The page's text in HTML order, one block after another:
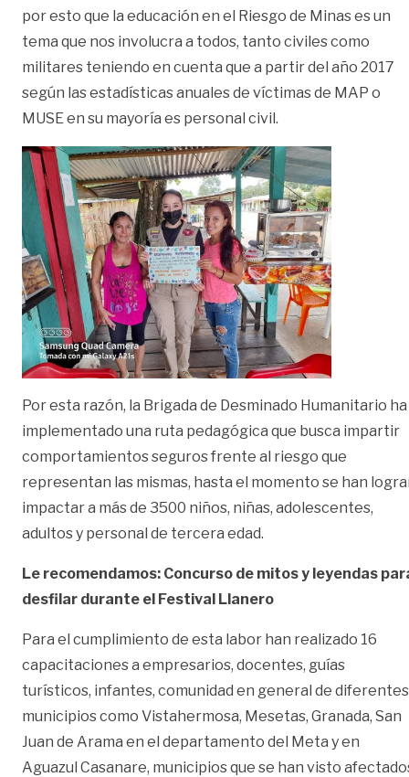
por esto que la educación en el Riesgo de Minas es un
tema que nos involucra a todos, tanto civiles como
militares teniendo en cuenta que a partir del año 2017
según las estadísticas anuales de víctimas de MAP o
MUSE en su mayoría es personal civil.
Por esta razón, la Brigada de Desminado Humanitario ha
implementado una ruta pedagógica que busca impartir
comportamientos seguros frente al riesgo que
representan las mismas, hasta el momento se han
impactar a más de 3500 niños, niñas, adolescentes,
adultos y personal de tercera edad.
Le recomendamos: Concurso de mitos y leyendas
desfilar durante el Festival Llanero
Para el cumplimiento de esta labor han realizado 16
capacitaciones a empresarios, docentes, guías
turísticos, infantes, comunidad en general de diferentes
municipios como Vistahermosa, Mesetas, Granada, San
Juan de Arama en el departamento del Meta y en
Aguazul Casanare, municipios que se han visto